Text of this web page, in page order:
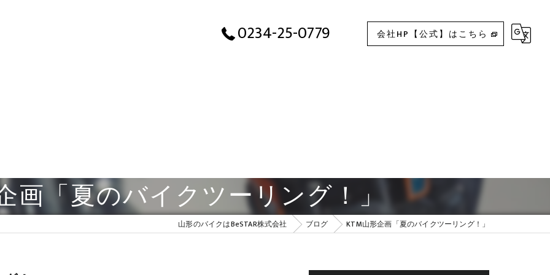
0234-25-0779 会社HP【公式】はこちら
画「夏のバイクツーリング！」
山形のバイクはBeSTAR株式会社 ブログ KTM山形企画「夏のバイクツーリング！」